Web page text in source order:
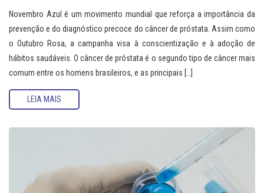
Novembro Azul é um movimento mundial que reforça a importância da
prevenção e do diagnóstico precoce do câncer de próstata. Assim como
o Outubro Rosa, a campanha visa à conscientização e à adoção de
hábitos saudáveis. O câncer de próstata é o segundo tipo de câncer mais
comum entre os homens brasileiros, e as principais […]
LEIA MAIS